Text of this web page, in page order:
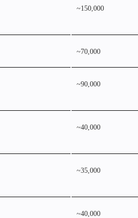
~150,000
~70,000
~90,000
~40,000
~35,000
~40,000